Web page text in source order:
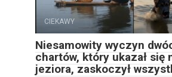
CIEKAWY
Niesamowity wyczyn
chartów, który ukazał się
jeziora, zaskoczył